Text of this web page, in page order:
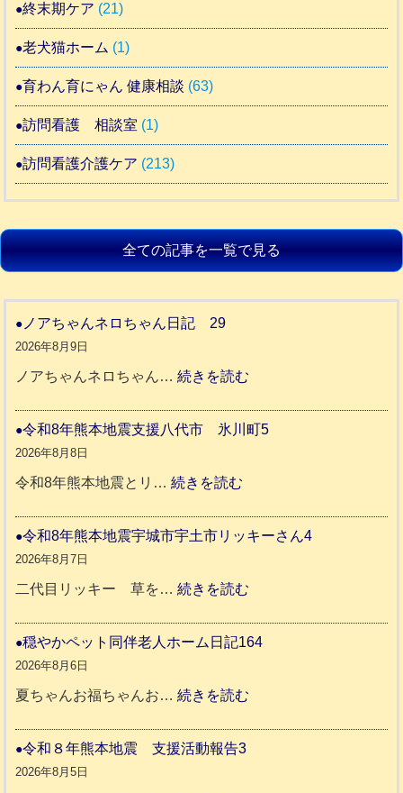
終末期ケア (21)
老犬猫ホーム (1)
育わん育にゃん 健康相談 (63)
訪問看護 相談室 (1)
訪問看護介護ケア (213)
全ての記事を一覧で見る
ノアちゃんネロちゃん日記 29
2026年8月9日
ノアちゃんネロちゃん…続きを読む
ア
ネ
ん
2
令和8年熊本地震支援八代市 氷川町5
2026年8月8日
令和8年熊本地震とリ…続きを読む
和
年
本
援
令和8年熊本地震宇城市宇土市リッキーさん4
2026年8月7日
二代目リッキー 草を…続きを読む
和
穏やかペット同伴老人ホーム日記164
2026年8月6日
夏ちゃんお福ちゃんお…続きを読む
令和８年熊本地震 支援活動報告3
2026年8月5日